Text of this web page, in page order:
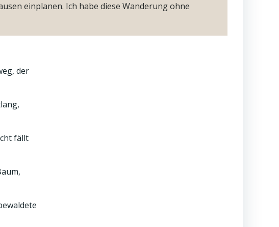
einplanen. Ich habe diese Wanderung ohne